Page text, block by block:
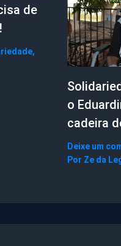
de
,
o
cadeira
Deixe um
Por Ze da